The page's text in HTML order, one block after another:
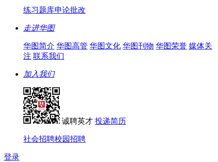
练习题库申论批改
走进华图
华图简介 华图高管 华图文化 华图刊物 华图荣誉 媒体关
注 联系我们
加入我们
诚聘英才 投递简历
社会招聘校园招聘
登录